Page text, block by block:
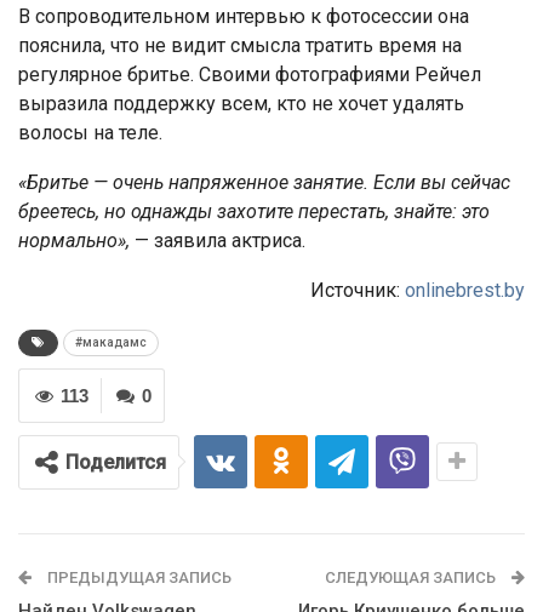
В сопроводительном интервью к фотосессии она
пояснила, что не видит смысла тратить время на
регулярное бритье. Своими фотографиями Рейчел
выразила поддержку всем, кто не хочет удалять
волосы на теле.
«Бритье — очень напряженное занятие. Если вы сейчас
бреетесь, но однажды захотите перестать, знайте: это
нормально», — заявила актриса.
Источник: onlinebrest.by
#макадамс
0
113
Поделится
ПРЕДЫДУЩАЯ ЗАПИСЬ СЛЕДУЮЩАЯ ЗАПИСЬ